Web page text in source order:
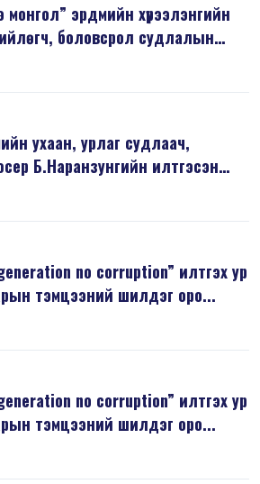
эрдмийн хүрээлэнгийн
боловсрол судлалын
ухаан, урлаг судлаач,
Б.Наранзунгийн илтгэсэн
no corruption” илтгэх ур
тэмцээний шилдэг оро...
no corruption” илтгэх ур
тэмцээний шилдэг оро...